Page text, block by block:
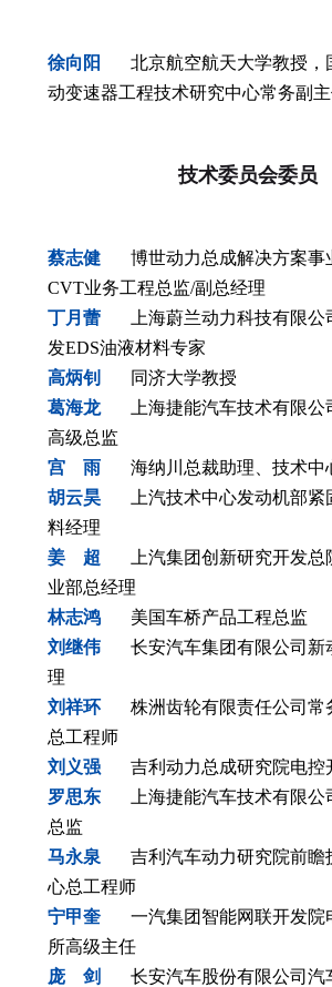
徐向阳
北京航空航天大学教授，
动变速器工程技术研究中心常务副
技术委员会委员
蔡志健
博世动力总成解决方案事
CVT业务工程总监/副总经理
丁月蕾
上海蔚兰动力科技有限
发EDS油液材料专家
高炳钊
同济大学教授
葛海龙
上海捷能汽车技术有限
高级总监
宫 雨
海纳川总裁助理、技术中
胡云昊
上汽技术中心发动机部
料经理
姜 超
上汽集团创新研究开发
业部总经理
林志鸿
美国车桥产品工程总监
刘继伟
长安汽车集团有限公司新
理
刘祥环
株洲齿轮有限责任公司常
总工程师
刘义强
吉利动力总成研究院电控
罗思东
上海捷能汽车技术有限
总监
马永泉
吉利汽车动力研究院前瞻
心总工程师
宁甲奎
一汽集团智能网联开发院
所高级主任
庞 剑
长安汽车股份有限公司汽